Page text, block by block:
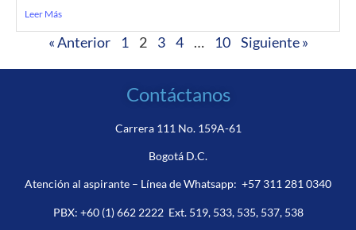
Leer Más
« Anterior 1 2 3 4 … 10 Siguiente »
Contáctanos
Carrera 111 No. 159A-61
Bogotá D.C.
Atención al aspirante – Línea de Whatsapp: +57 311 281 0340
PBX: +60 (1) 662 2222Ext. 519, 533, 535, 537, 538